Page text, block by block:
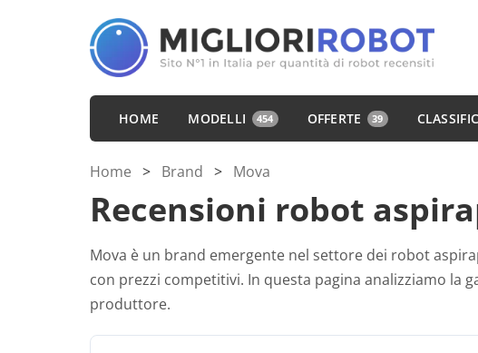
HOME MODELLI 454 OFFERTE 39
Home > Brand > Mova
Recensioni robot
Mova è un brand emergente nel settore dei robot
con prezzi competitivi. In questa pagina analizziamo la
produttore.